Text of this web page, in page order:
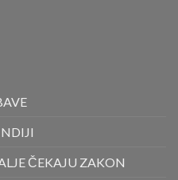
ČEKAJU ZAKON